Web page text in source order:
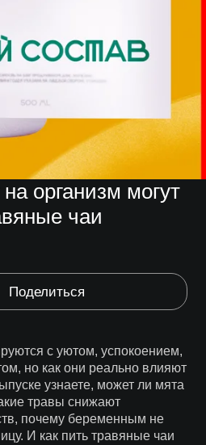
организм могут
чаи
Поделиться
с уютом, успокоением,
но как они реально влияют
узнаете, может ли мята
травы снижают
почему беременным не
И как пить травяные чаи